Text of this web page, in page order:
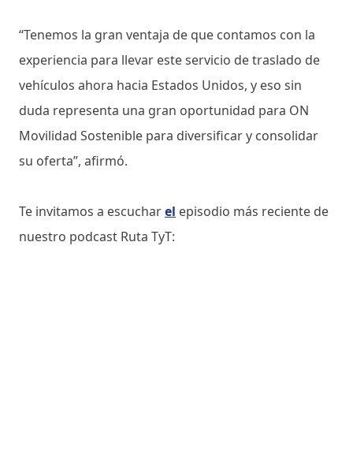
“Tenemos la gran ventaja de que contamos con la
experiencia para llevar este servicio de traslado de
vehículos ahora hacia Estados Unidos, y eso sin
duda representa una gran oportunidad para ON
Movilidad Sostenible para diversificar y consolidar
su oferta”, afirmó.
Te invitamos a escucharel episodio más reciente de
nuestro podcast Ruta TyT: